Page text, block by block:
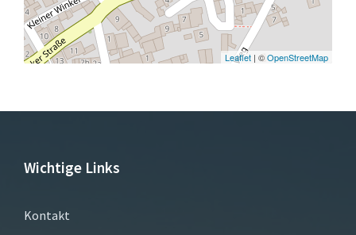
Leaflet | ©OpenStreetMap
Wichtige Links
Kontakt